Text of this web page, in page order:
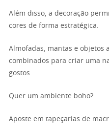
Além disso, a decoração
cores de forma estratégica.
Almofadas, mantas e objetos
combinados para criar uma
gostos.
Quer um ambiente boho?
Aposte em tapeçarias de